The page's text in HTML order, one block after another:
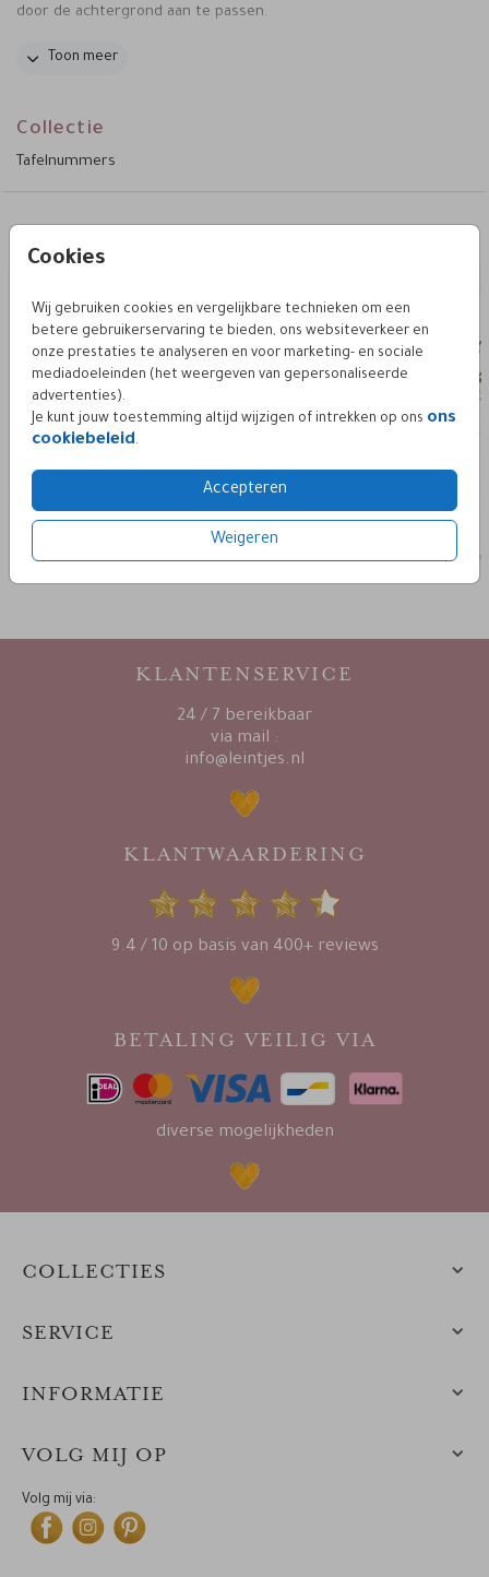
Cookies
Wij gebruiken cookies en vergelijkbare technieken om een
betere gebruikerservaring te bieden, ons websiteverkeer en
onze prestaties te analyseren en voor marketing- en sociale
mediadoeleinden (het weergeven van gepersonaliseerde
advertenties).
Je kunt jouw toestemming altijd wijzigen of intrekken op ons ons
cookiebeleid.
Accepteren
Weigeren
door de achtergrond aan te passen.
Deze kaart is onderdeel van de set
Toon meer
Collectie
Tafelnummers
Deze vind je misschien ook leuk
KLANTENSERVICE
24 / 7 bereikbaar
via mail :
info@leintjes.nl
KLANTWAARDERING
9.4 / 10 op basis van 400+ reviews
BETALING VEILIG VIA
diverse mogelijkheden
COLLECTIES
SERVICE
INFORMATIE
VOLG MIJ OP
Volg mij via: